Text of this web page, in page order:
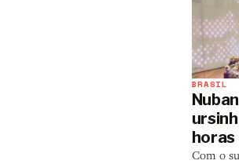
BRASIL
horas
Com o